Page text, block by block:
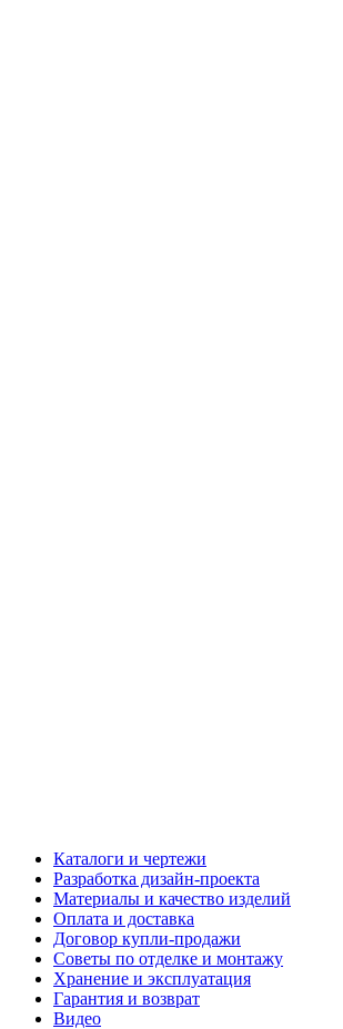
Каталоги и чертежи
Разработка дизайн-проекта
Материалы и качество изделий
Оплата и доставка
Договор купли-продажи
Советы по отделке и монтажу
Хранение и эксплуатация
Гарантия и возврат
Видео